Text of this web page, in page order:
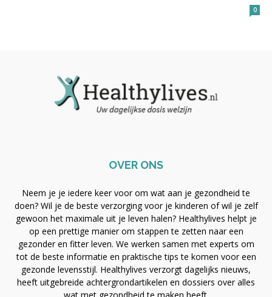
0
OVER ONS
Neem je je iedere keer voor om wat aan je gezondheid te
doen? Wil je de beste verzorging voor je kinderen of wil je zelf
gewoon het maximale uit je leven halen? Healthylives helpt je
op een prettige manier om stappen te zetten naar een
gezonder en fitter leven. We werken samen met experts om
tot de beste informatie en praktische tips te komen voor een
gezonde levensstijl. Healthylives verzorgt dagelijks nieuws,
heeft uitgebreide achtergrondartikelen en dossiers over alles
wat met gezondheid te maken heeft.